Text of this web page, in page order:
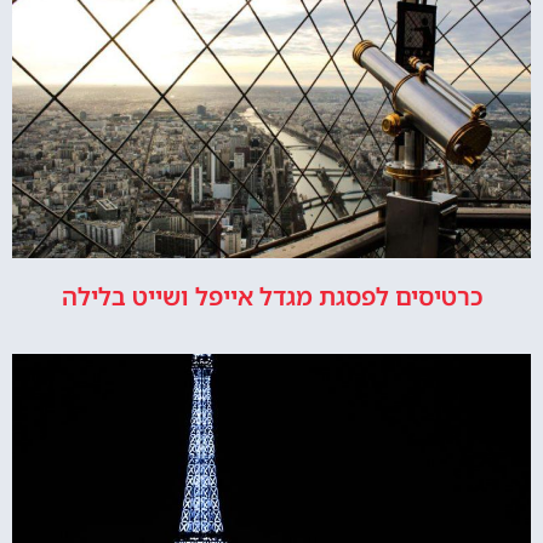
כרטיסים לפסגת מגדל אייפל ושייט בלילה